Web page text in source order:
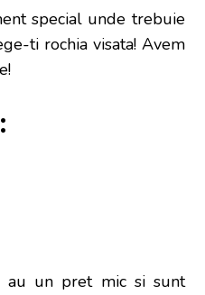
special unde trebuie
ti rochia visata! Avem
au un pret mic si sunt